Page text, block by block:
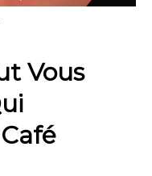
Vous